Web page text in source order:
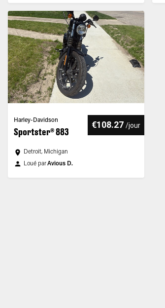
Harley-Davidson
Sportster® 883
€108.27 /jour
Detroit, Michigan
Loué parAvious D.